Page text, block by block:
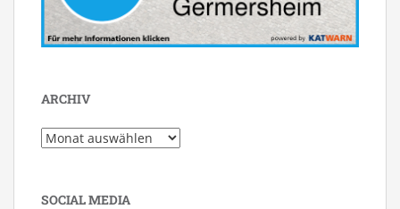
ARCHIV
Archiv
SOCIAL MEDIA